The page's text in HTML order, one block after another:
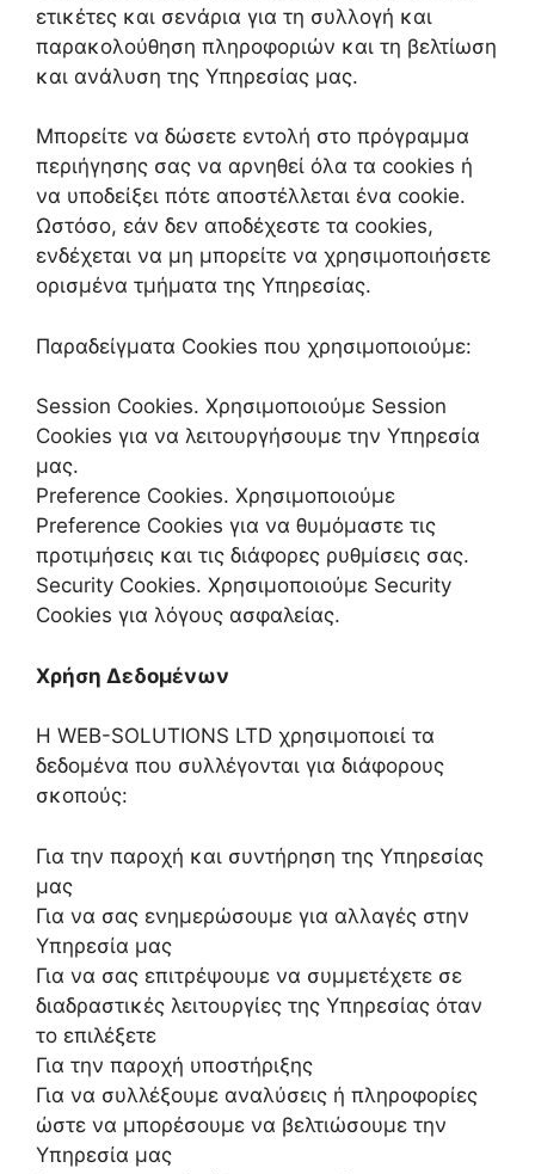
ετικέτες και σενάρια για τη συλλογή και
παρακολούθηση πληροφοριών και τη βελτίωση
και ανάλυση της Υπηρεσίας μας.
Μπορείτε να δώσετε εντολή στο πρόγραμμα
περιήγησης σας να αρνηθεί όλα τα cookies ή
να υποδείξει πότε αποστέλλεται ένα cookie.
Ωστόσο, εάν δεν αποδέχεστε τα cookies,
ενδέχεται να μη μπορείτε να χρησιμοποιήσετε
ορισμένα τμήματα της Υπηρεσίας.
Παραδείγματα Cookies που χρησιμοποιούμε:
Session Cookies. Χρησιμοποιούμε Session
Cookies για να λειτουργήσουμε την Υπηρεσία
μας.
Preference Cookies. Χρησιμοποιούμε
Preference Cookies για να θυμόμαστε τις
προτιμήσεις και τις διάφορες ρυθμίσεις σας.
Security Cookies. Χρησιμοποιούμε Security
Cookies για λόγους ασφαλείας.
Χρήση Δεδομένων
Η WEB-SOLUTIONS LTD χρησιμοποιεί τα
δεδομένα που συλλέγονται για διάφορους
σκοπούς:
Για την παροχή και συντήρηση της Υπηρεσίας
μας
Για να σας ενημερώσουμε για αλλαγές στην
Υπηρεσία μας
Για να σας επιτρέψουμε να συμμετέχετε σε
διαδραστικές λειτουργίες της Υπηρεσίας όταν
το επιλέξετε
Για την παροχή υποστήριξης
Για να συλλέξουμε αναλύσεις ή πληροφορίες
ώστε να μπορέσουμε να βελτιώσουμε την
Υπηρεσία μας